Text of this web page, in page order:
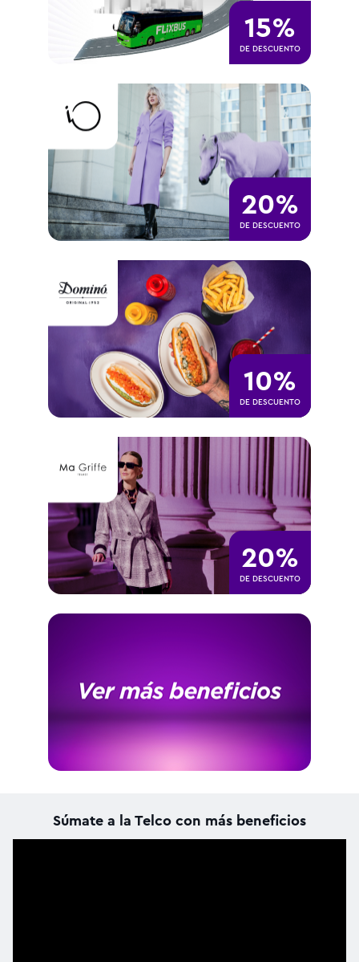
15%
DE DESCUENTO
20%
DE DESCUENTO
10%
DE DESCUENTO
20%
DE DESCUENTO
Súmate a la Telco con más beneficios